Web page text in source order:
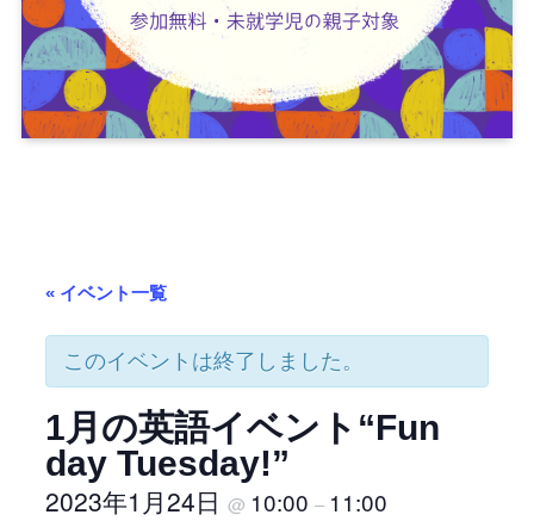
« イベント一覧
このイベントは終了しました。
1月の英語イベント“Fun
day Tuesday!”
2023年1月24日 @ 10:00 – 11:00